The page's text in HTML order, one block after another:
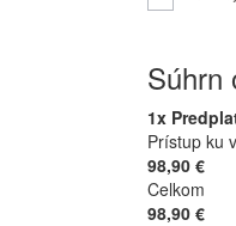
Súhrn
1x
Prístup ku
98,90 €
Celkom
98,90 €